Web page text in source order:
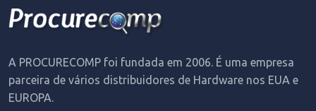
A PROCURECOMP foi fundada em 2006. É uma empresa
parceira de vários distribuidores de Hardware nos EUA e
EUROPA.